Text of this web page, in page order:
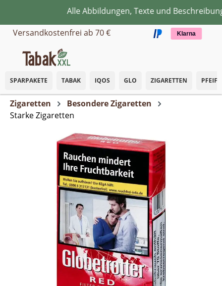
Zum Hauptinhalt springenAlle Abbildungen, Texte und
Versandkostenfrei ab 70 €
Klarna
SPARPAKETE TABAK IQOS GLO ZIGARETTEN
Zigaretten
Besondere Zigaretten
Starke Zigaretten